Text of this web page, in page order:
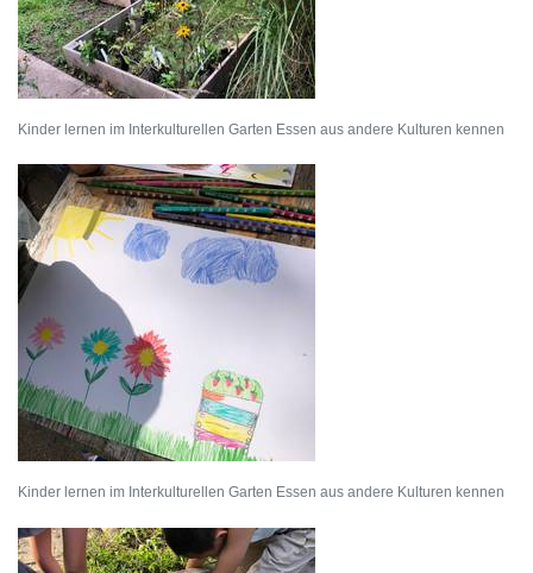
Kinder lernen im Interkulturellen Garten Essen aus andere Kulturen kennen
Kinder lernen im Interkulturellen Garten Essen aus andere Kulturen kennen